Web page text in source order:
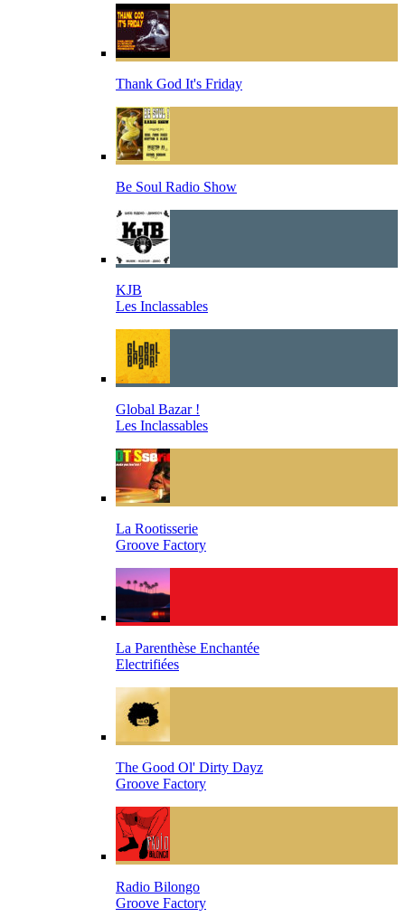
Thank God It's Friday
Be Soul Radio Show
KJB
Les Inclassables
Global Bazar !
Les Inclassables
La Rootisserie
Groove Factory
La Parenthèse Enchantée
Electrifiées
The Good Ol' Dirty Dayz
Groove Factory
Radio Bilongo
Groove Factory